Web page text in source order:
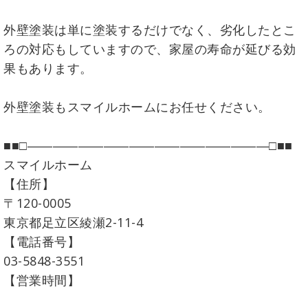
外壁塗装は単に塗装するだけでなく、劣化したとこ
ろの対応もしていますので、家屋の寿命が延びる効
果もあります。
外壁塗装もスマイルホームにお任せください。
■■□―――――――――――――――――――□■■
スマイルホーム
【住所】
〒120-0005
東京都足立区綾瀬2-11-4
【電話番号】
03-5848-3551
【営業時間】